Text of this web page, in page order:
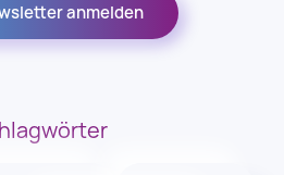
anmelden